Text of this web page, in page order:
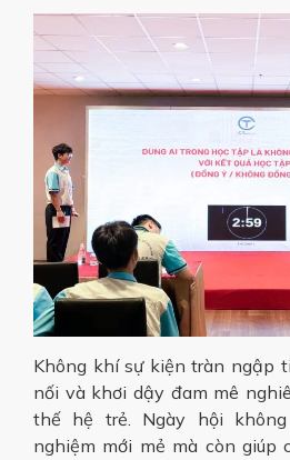
Không khí sự kiện tràn ngập
nối và khơi dậy đam mê
thế hệ trẻ. Ngày hội
nghiệm mới mẻ mà còn giúp